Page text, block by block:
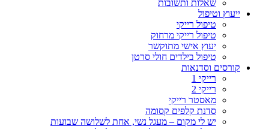
שאלות ותשובות
ייעוץ וטיפול
טיפול רייקי
טיפול רייקי מרחוק
יעוץ אישי מתוקשר
טיפול בילדים חולי סרטן
קורסים וסדנאות
רייקי 1
רייקי 2
מאסטר רייקי
סדנת קלפים קסומה
יש לי מקום – מעגל נשי, אחת לשלושה שבועות